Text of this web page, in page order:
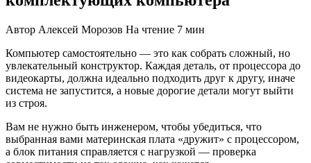
Автор Алексей Морозов На чтение 7 мин
Компьютер самостоятельно — это как собрать сложный, но
увлекательный конструктор. Каждая деталь, от процессора до
видеокарты, должна идеально подходить друг к другу, иначе
система не запустится, а новые дорогие детали могут выйти
из строя.
Вам не нужно быть инженером, чтобы убедиться, что
выбранная вами материнская плата «дружит» с процессором,
а блок питания справляется с нагрузкой — проверка